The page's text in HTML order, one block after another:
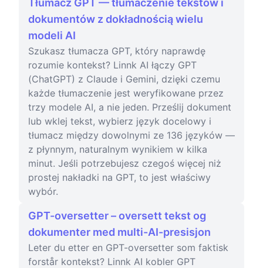
Tłumacz GPT — tłumaczenie tekstów i
dokumentów z dokładnością wielu
modeli AI
Szukasz tłumacza GPT, który naprawdę
rozumie kontekst? Linnk AI łączy GPT
(ChatGPT) z Claude i Gemini, dzięki czemu
każde tłumaczenie jest weryfikowane przez
trzy modele AI, a nie jeden. Prześlij dokument
lub wklej tekst, wybierz język docelowy i
tłumacz między dowolnymi ze 136 języków —
z płynnym, naturalnym wynikiem w kilka
minut. Jeśli potrzebujesz czegoś więcej niż
prostej nakładki na GPT, to jest właściwy
wybór.
GPT-oversetter – oversett tekst og
dokumenter med multi-AI-presisjon
Leter du etter en GPT-oversetter som faktisk
forstår kontekst? Linnk AI kobler GPT